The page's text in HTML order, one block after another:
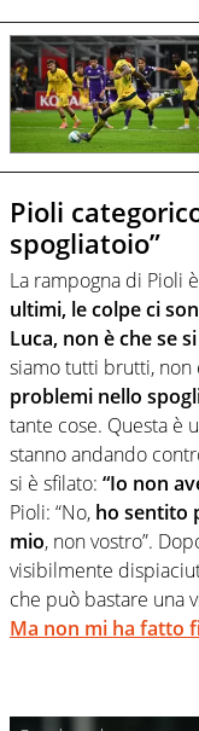
Pioli
spogliatoio”
La rampogna di Pioli
ultimi, le colpe ci
Luca, non è che se
siamo tutti brutti, non
problemi nello
tante cose. Questa è
stanno andando
si è sfilato: “Io non
Pioli: “No, ho sentito
mio, non vostro”.
visibilmente
che può bastare una
Ma non mi ha fatto